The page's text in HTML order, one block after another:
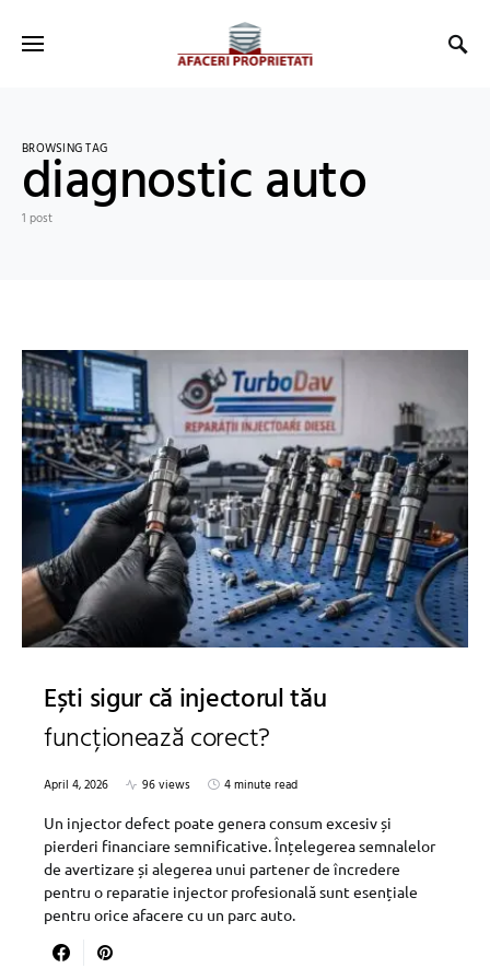
BROWSING TAG
diagnostic auto
1 post
Ești sigur că injectorul tău
funcționează corect?
April 4, 2026 96 views
4 minute read
Un injector defect poate genera consum excesiv și
pierderi financiare semnificative. Înțelegerea semnalelor
de avertizare și alegerea unui partener de încredere
pentru o reparatie injector profesională sunt esențiale
pentru orice afacere cu un parc auto.